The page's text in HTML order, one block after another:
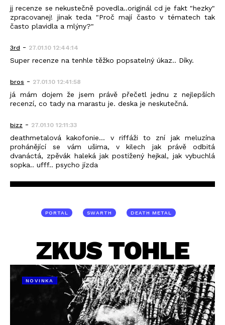
jj recenze se nekustečně povedla..originál cd je fakt "hezky"
zpracovanej! jinak teda "Proč mají často v tématech tak
často plavidla a mlýny?"
3rd - 27.01.10 12:44:14
Super recenze na tenhle těžko popsatelný úkaz.. Díky.
bros - 27.01.10 12:41:58
já mám dojem že jsem právě přečetl jednu z nejlepších
recenzí, co tady na marastu je. deska je neskutečná.
bizz - 27.01.10 12:11:33
deathmetalová kakofonie... v riffáži to zní jak meluzína
prohánějící se vám ušima, v kilech jak právě odbitá
dvanáctá, zpěvák haleká jak postižený hejkal, jak vybuchlá
sopka.. ufff.. psycho jízda
PORTAL SWARTH DEATH METAL
ZKUS TOHLE
NOVINKA